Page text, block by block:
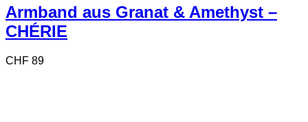
Armband aus Granat & Amethyst –
CHÉRIE
CHF 89